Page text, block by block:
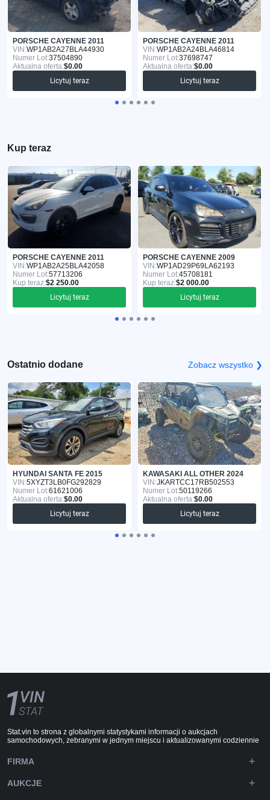
PORSCHE CAYENNE 2011
VIN:WP1AB2A27BLA44930
Numer Lot:37504890
Aktualna oferta:$0.00
Licytuj teraz
PORSCHE CAYENNE 2011
VIN:WP1AB2A24BLA46814
Numer Lot:37698747
Aktualna oferta:$0.00
Licytuj teraz
Kup teraz
PORSCHE CAYENNE 2011
VIN:WP1AB2A25BLA42058
Numer Lot:57713206
Kup teraz:$2 250.00
Licytuj teraz
PORSCHE CAYENNE 2009
VIN:WP1AD29P69LA62193
Numer Lot:45708181
Kup teraz:$2 000.00
Licytuj teraz
Ostatnio dodane Zobacz wszystko ❯
HYUNDAI SANTA FE 2015
VIN:5XYZT3LB0FG292829
Numer Lot:61621006
Aktualna oferta:$0.00
Licytuj teraz
KAWASAKI ALL OTHER 2024
VIN:JKARTCC17RB502553
Numer Lot:50119266
Aktualna oferta:$0.00
Licytuj teraz
Stat.vin to strona z globalnymi statystykami informacji o aukcjach
samochodowych, zebranymi w jednym miejscu i aktualizowanymi codziennie
FIRMA
AUKCJE